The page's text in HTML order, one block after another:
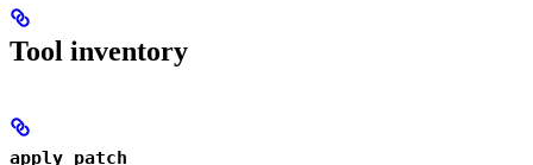
Tool inventory
apply_patch